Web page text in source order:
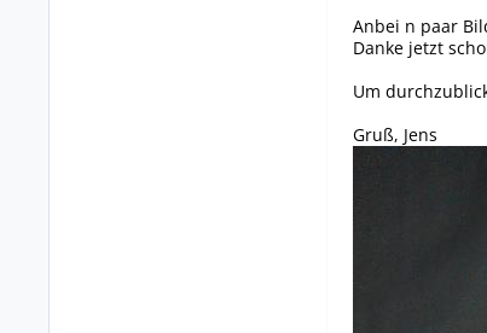
Anbei n paar
Danke jetzt
Um
Gruß, Jens